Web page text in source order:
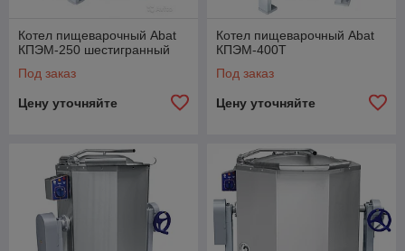
Котел пищеварочный Abat
КПЭМ-250 шестигранный
Под заказ
Цену уточняйте
Котел пищеварочный Abat
КПЭМ-400Т
Под заказ
Цену уточняйте